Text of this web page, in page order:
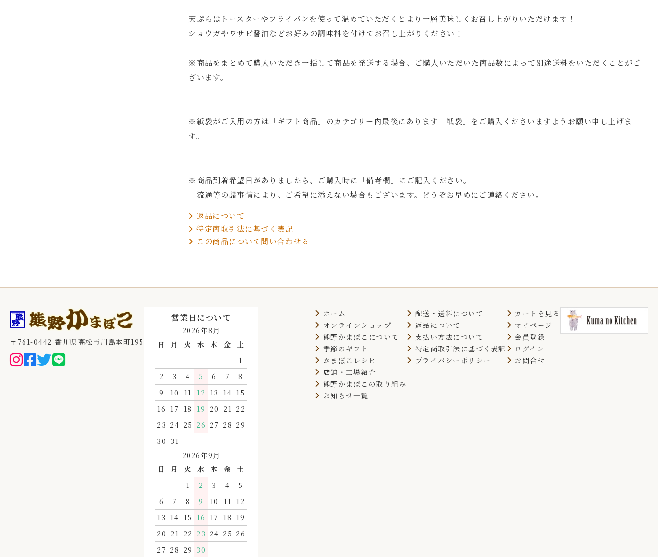
天ぷらはトースターやフライパンを使って温めていただくとより一層美味しくお召し上がりいただけます！
ショウガやワサビ醤油などお好みの調味料を付けてお召し上がりください！
※商品をまとめて購入いただき一括して商品を発送する場合、ご購入いただいた商品数によって別途送料をいただくことがご
ざいます。
※紙袋がご入用の方は「ギフト商品」のカテゴリー内最後にあります「紙袋」をご購入くださいますようお願い申し上げま
す。
※商品到着希望日がありましたら、ご購入時に「備考欄」にご記入ください。
流通等の諸事情により、ご希望に添えない場合もございます。どうぞお早めにご連絡ください。
返品について
特定商取引法に基づく表記
この商品について問い合わせる
〒761-0442 香川県高松市川島本町195
営業日について
2026年8月
日
月 火 水 木 金
土
1
2
3 4 5 6 7
8
9
10 11 12 13 14 15
16
17 18 19 20 21 22
23 24 25 26 27 28 29
30 31
2026年9月
日
月 火 水 木 金
土
1
2 3 4
5
6
7 8 9 10 11
12
13
14 15 16 17 18
19
20 21 22 23 24 25 26
27 28 29 30
ホーム
オンラインショップ
熊野かまぼこについて
季節のギフト
かまぼこレシピ
店舗・工場紹介
熊野かまぼこの取り組み
お知らせ一覧
配送・送料について
返品について
支払い方法について
特定商取引法に基づく表記
プライバシーポリシー
カートを見る
マイページ
会員登録
ログイン
お問合せ